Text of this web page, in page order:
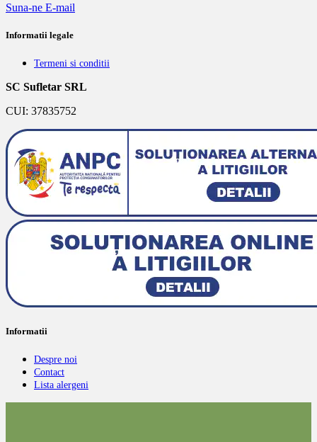
Suna-ne E-mail
Informatii legale
Termeni si conditii
SC Sufletar SRL
CUI: 37835752
Informatii
Despre noi
Contact
Lista alergeni